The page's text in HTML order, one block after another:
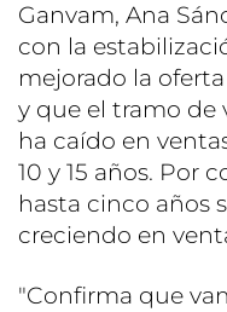
Ganvam, Ana
con la
mejorado la
y que el tramo de
ha caído en
10 y 15 años. Por
hasta cinco años
creciendo en
"Confirma que